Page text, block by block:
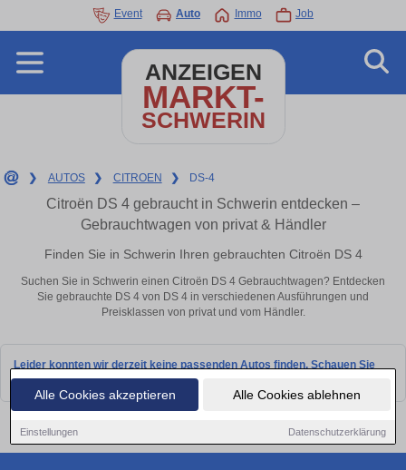
Alle Cookies akzeptieren Alle Cookies ablehnen
Einstellungen Datenschutzerklärung
Event Auto Immo Job
ANZEIGEN
MARKT-
SCHWERIN
❯ AUTOS ❯ CITROEN ❯ DS-4
Citroën DS 4 gebraucht in Schwerin entdecken –
Gebrauchtwagen von privat & Händler
Finden Sie in Schwerin Ihren gebrauchten Citroën DS 4
Suchen Sie in Schwerin einen Citroën DS 4 Gebrauchtwagen? Entdecken
Sie gebrauchte DS 4 von DS 4 in verschiedenen Ausführungen und
Preisklassen von privat und vom Händler.
Leider konnten wir derzeit keine passenden Autos finden. Schauen Sie
bald wieder vorbei!